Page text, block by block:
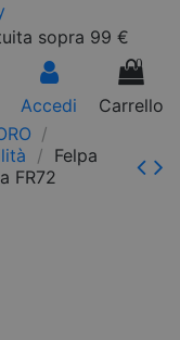
sopra 99 €
Accedi
0
Carrello
Felpa
FR72